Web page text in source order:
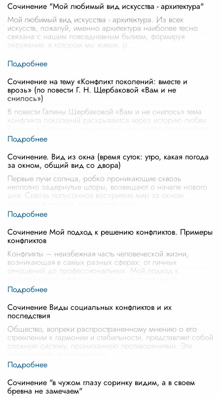
Сочинение "Мой любимый вид искусства - архитектура"
Мой любимый вид искусства - архитектура. Из всех
искусств, пожалуй, именно архитектура наиболее тесно
связана с нашим повседневным бытием, формируя
окружение, в котором мы живем, р
Сочинение на тему «Конфликт поколений: вместе и
врозь» (по повести Г. Н. Щербаковой «Вам и не
снилось»)
В повести Галины Щербаковой «Вам и не снилось» тема
конфликта поколений раскрывается через историю любви
с непониманием и со
Сочинение. Вид из окна (время суток: утро, какая погода
за окном, общий вид со двора)
Первые лучи солнца, робко проникающие сквозь
неплотно задернутые шторы, возвещают о начале нового
дня. Сквозь полусонное восприятие мир за окном
Сочинение Мой подход к решению конфликтов. Примеры
конфликтов
Конфликты – неизбежная часть человеческой жизни,
возникающая в самых разных сферах: от личных
отношений до профессиональных. Мой подход к
Сочинение Виды социальных конфликтов и их
последствия
Общество, вопреки распространенному мнению о его
стремлении к гармонии и стабильности, представляет собой
сложную систему, пронизанную противоречиями. Эти
Сочинение "в чужом глазу соринку видим, а в своем
бревна не замечаем"